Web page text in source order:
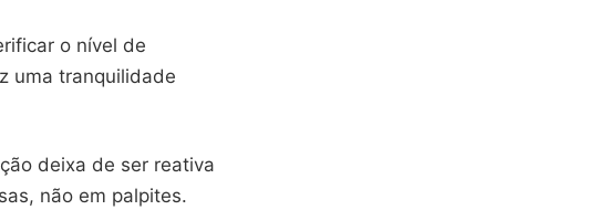
o nível de
uma tranquilidade
deixa de ser reativa
não em palpites.